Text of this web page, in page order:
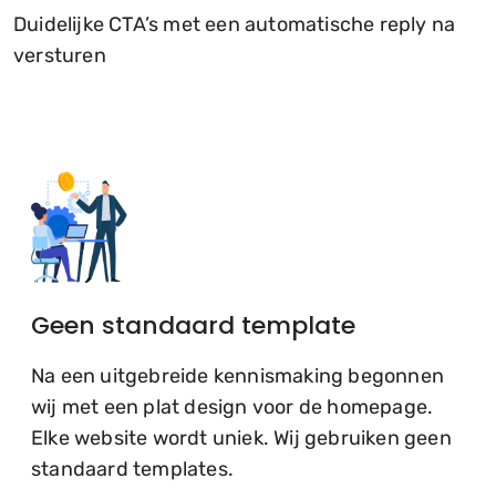
Duidelijke CTA’s met een automatische reply na
versturen
Geen standaard template
Na een uitgebreide kennismaking begonnen
wij met een plat design voor de homepage.
Elke website wordt uniek. Wij gebruiken geen
standaard templates.